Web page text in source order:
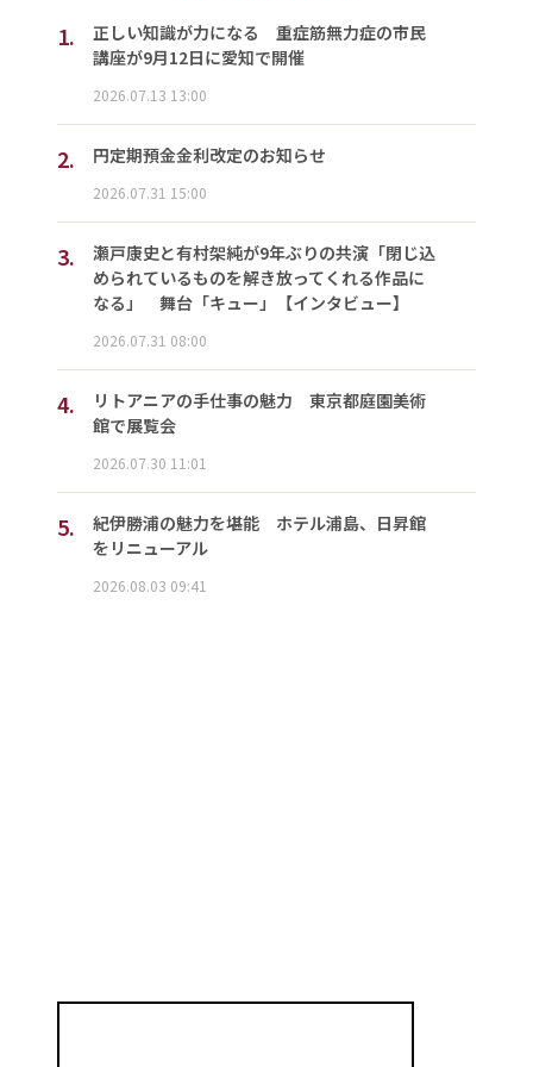
1.
正しい知識が力になる 重症筋無力症の市民
講座が9月12日に愛知で開催
2026.07.13 13:00
2. 円定期預金金利改定のお知らせ
2026.07.31 15:00
3.
瀬戸康史と有村架純が9年ぶりの共演「閉じ込
められているものを解き放ってくれる作品に
なる」 舞台「キュー」【インタビュー】
2026.07.31 08:00
4.
リトアニアの手仕事の魅力 東京都庭園美術
館で展覧会
2026.07.30 11:01
5.
紀伊勝浦の魅力を堪能 ホテル浦島、日昇館
をリニューアル
2026.08.03 09:41